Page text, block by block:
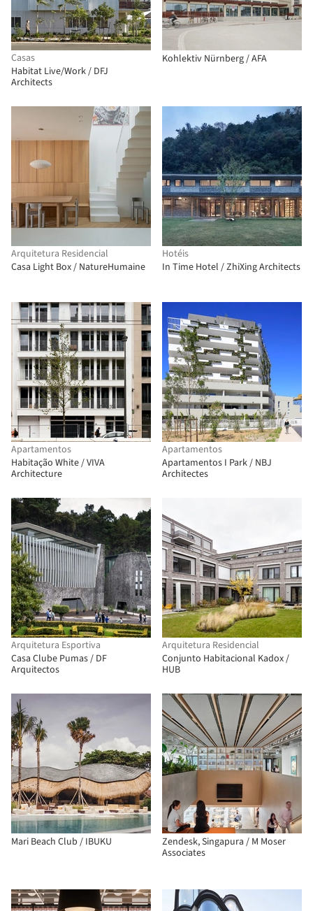
Casas
Habitat Live/Work / DFJ
Architects
Kohlektiv Nürnberg / AFA
Arquitetura Residencial
Casa Light Box / NatureHumaine
Hotéis
In Time Hotel / ZhiXing Architects
Apartamentos
Habitação White / VIVA
Architecture
Apartamentos
Apartamentos I Park / NBJ
Architectes
Arquitetura Esportiva
Casa Clube Pumas / DF
Arquitectos
Arquitetura Residencial
Conjunto Habitacional Kadox /
HUB
Mari Beach Club / IBUKU
Zendesk, Singapura / M Moser
Associates